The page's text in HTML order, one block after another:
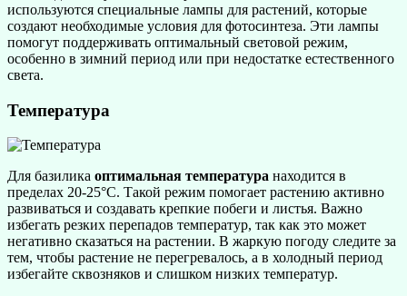
используются специальные лампы для растений, которые
создают необходимые условия для фотосинтеза. Эти лампы
помогут поддерживать оптимальный световой режим,
особенно в зимний период или при недостатке естественного
света.
Температура
Для базилика оптимальная температура находится в
пределах 20-25°C. Такой режим помогает растению активно
развиваться и создавать крепкие побеги и листья. Важно
избегать резких перепадов температур, так как это может
негативно сказаться на растении. В жаркую погоду следите за
тем, чтобы растение не перегревалось, а в холодный период
избегайте сквозняков и слишком низких температур.